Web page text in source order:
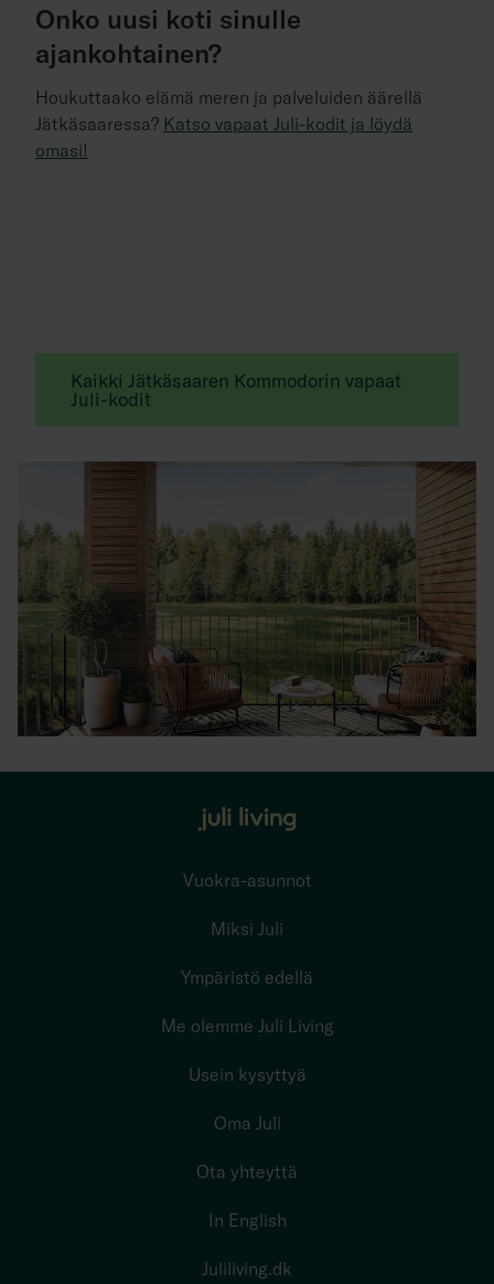
Onko uusi koti sinulle
ajankohtainen?
Houkuttaako elämä meren ja palveluiden äärellä
Jätkäsaaressa? Katso vapaat Juli-kodit ja löydä
omasi!
Kaikki Jätkäsaaren Kommodorin vapaat
Juli-kodit
Vuokra-asunnot
Miksi Juli
Ympäristö edellä
Me olemme Juli Living
Usein kysyttyä
Oma Juli
Ota yhteyttä
In English
Juliliving.dk